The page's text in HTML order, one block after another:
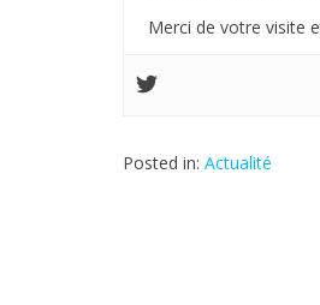
Merci de votre visite
Posted in: Actualité